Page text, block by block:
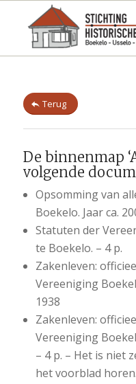
Terug
De binnenmap
volgende
Opsomming van
Boekelo. Jaar ca.
Statuten der
te Boekelo. – 4 p.
Zakenleven:
Vereeniging
1938
Zakenleven:
Vereeniging
– 4 p. – Het is niet
het voorblad horen.